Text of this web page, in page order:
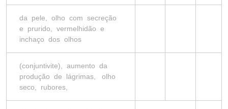
da pele, olho com secreção
e prurido, vermelhidão e
inchaço dos olhos
(conjuntivite), aumento da
produção de lágrimas, olho
seco, rubores,